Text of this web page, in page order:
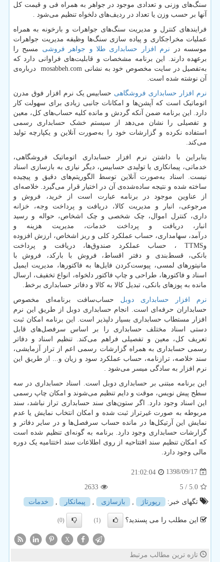
سنگ‌های وزنی و تعدادی موجود در جواهر به همراه فی و قیمت کل
آنها بر حسب وزن یا تعداد در ردیف‌های دلخواه تنظیم می‌شود
فرایندهای کنترل و مدیریت سنگ‌های جواهرات و بارخونه به همراه
عملیات مخراجکاری و پیاده سازی سنگ‌ها وظیفه مدیریت جواهرات
موسسه در نرم افزار حسابداری طلا و جواهر فروشی مسبح را
برعهده دارند. این برنامه مشخصات و قابلیت‌های فراوانی دارد که
به‌تفصیل در سایت مخصوص خود به نشانی mosabbeh.com
درباره‌ی
آن نوشته شده است.
نرم افزار حسابداری فروشگاهی حسابیس یک نرم افزار فوق مدرن
اتوماتیک است که آپشن‌ها و امکانات جانبی زیادی برای سهولت کار
دارد. این برنامه ضمن آنکه گردش و مانده کلیه‌ حساب‌های کل، معین
و تفصیلی را نشان می‌دهد از سیستم خشک حسابداری رسمی
استفاده نکرده و گزارشات خود را به‌صورت آنلاین و یکپارچه تولید
می‌کند.
بنابراین با داشتن نرم افزار حسابداری اتوماتیک فروشگاهی،
خدماتی، پیمانکاری یا تولیدی حسابیس، دیگر نیازی به بازسازی اسناد
نیست. اسناد به‌صورت آنلاین توسط الگوریتم‌های دقیق و پیچیده
ساخته شده و نتیجه ساده‌شده‌ی آن در اختیار قرار می‌گیرد. خلاصه‌ای
از عناوین موجود در برنامه عبارت است از خرید، فروش و
مرجوعی، انبار و مدیریت کالا، دریافت و پرداخت وجه، خزانه
داری، کنترل اموال، چک شخصی و چک اشخاص، حواله و رسید
انبار، دریافت و پرداخت خدمات، مدیریت هزینه و
درآمد، سهامداری، حساب عملکرد کلی و ریز اشخاص، ارزش افزوده
وTTMS ، حساب عملکرد صندوق‌ها، دریافت و پرداخت
بانکی، قسط‌بندی و دفتر اقساط، فروش با بارکد، فروش با
مانیتورهای لمسی، پیوست‌کردن فایل‌ها به فاکتورها، مدیریت ایمیل
اسناد و فاکتورها، طراحی و چاپ فاکتور دلخواه، انواع تخفیف، ارسال
مانده به پوزهای بانکی، تبدیل کالا به کالا و دفاتر حسابداری برخط.
نرم افزار حسابداری دوبل حساب‌سافت برنامه‌ای مخصوص
حسابداران حرفه‌ای است. انجام حسابداری دوبل از طریق این نرم
افزار مستطاب حسابداری بسیار دلپذیر است. این برنامه امکان ثبت
دستی اسناد مختلف حسابداری را بر اساس سرفصل‌های قابل
تعریف کل، معین و تفصیلی فراهم می‌کند. تنظیم اسناد و دفاتر
رسمی حسابداری به همراه گزارشات رسمی اعم از تراز آزمایشی،
سند خلاصه، ترازنامه، حساب عملکرد سود و زیان و... از طریق این
نرم افزار به سادگی میسر می‌شود
این برنامه مبتنی بر حسابداری دوبل است. اسناد حسابداری در سه
سطح پیش نویس، موقت و دایم تنظیم می‌شوند و امکان چاپ رسمی
این اسناد وجود دارد. اگر ستون‌های سند حسابداری تراز نباشد، سند
مربوطه به صورت غیرتراز ثبت شده و امکان انتخاب نمایش یا عدم
نمایش این آرتیکل‌ها در مانده حساب سرفصل‌ها و در سایر دفاتر و
گزارشات حسابداری وجود دارد. برنامه به گونه‌ای تنظیم شده است
که امکان تنظیم سند افتتاحیه از روی اطلاعات سند اختتامیه یک دوره
مالی وجود دارد.
1398/09/17
21:02:04
5.0
/ 5
2633
تگهای خبر:
رپورتاژ بازسازی پیمانكار خدمات
این مطلب را می پسندید؟ (1)
(0)
X
تازه ترین مطالب مرتبط